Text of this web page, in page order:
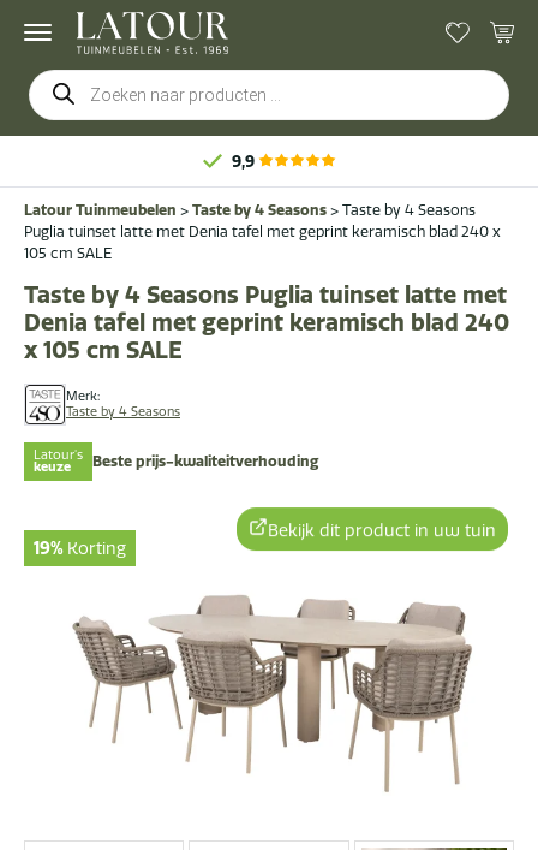
Producten
zoeken
9,9
Latour Tuinmeubelen > Taste by 4 Seasons > Taste by 4 Seasons
Puglia tuinset latte met Denia tafel met geprint keramisch blad 240 x
105 cm SALE
Merk:
Taste by 4 Seasons
Taste by 4 Seasons Puglia tuinset latte met
Denia tafel met geprint keramisch blad 240
x 105 cm SALE
Latour's
keuze Beste prijs-kwaliteitverhouding
19% Korting
Bekijk dit product in uw tuin